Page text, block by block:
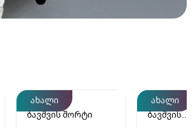
ახალი
ბავშვის შორტი
ახალი
ბავშვის